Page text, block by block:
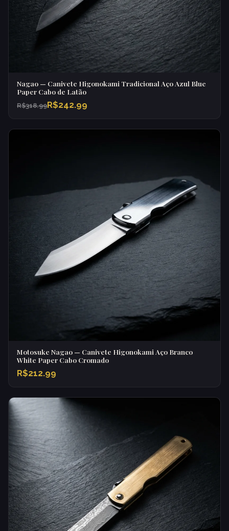
Nagao — Canivete Higonokami Tradicional Aço Azul Blue
Paper Cabo de Latão
R$318.99R$242.99
Motosuke Nagao — Canivete Higonokami Aço Branco
White Paper Cabo Cromado
R$212.99